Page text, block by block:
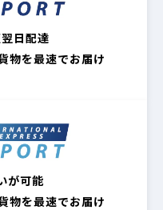
日配達
物を最速でお届け
が可能
物を最速でお届け